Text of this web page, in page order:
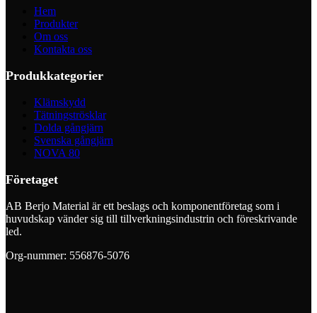
Hem
Produkter
Om oss
Kontakta oss
Produkkategorier
Klämskydd
Tätningströsklar
Dolda gångjärn
Svenska gångjärn
NOVA 80
Företaget
AB Berjo Material är ett beslags och komponentföretag som i
huvudskap vänder sig till tillverkningsindustrin och föreskrivande
led.
Org-nummer: 556876-5076